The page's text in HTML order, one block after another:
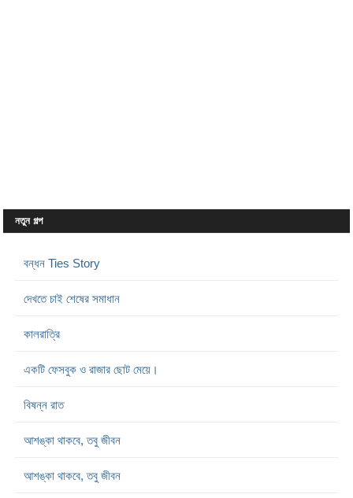
নতুন গল্প
বন্ধন Ties Story
দেখতে চাই শেষের সমাধান
কালরাত্রি
একটি ফেসবুক ও রাজার ছোট মেয়ে।
বিষন্ন রাত
আশঙ্কা থাকবে, তবু জীবন
আশঙ্কা থাকবে, তবু জীবন